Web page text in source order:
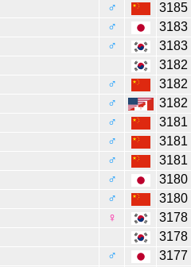
♂
3185
♂
3183
♂
3183
3182
♂
3182
♂
3182
♂
3181
♂
3181
♂
3181
♂
3180
♂
3180
♀
3178
3178
♂
3177